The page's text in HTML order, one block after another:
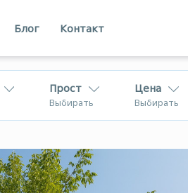
Блог Контакт
Прост
Выбирать
Цена
Выбирать